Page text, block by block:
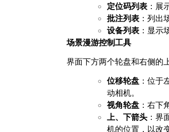
定位码列表 ：展
批注列表 ：列出
设备列表 ：显示
场景漫游控制工具
界面下方两个轮盘和右侧的
位移轮盘 ：位于
动相机。
视角轮盘 ：右下
上、下箭头 ：界
机的位置，以改